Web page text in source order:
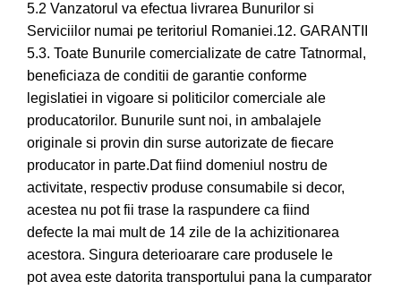
5.2 Vanzatorul va efectua livrarea Bunurilor si
Serviciilor numai pe teritoriul Romaniei.12. GARANTII
5.3. Toate Bunurile comercializate de catre Tatnormal,
beneficiaza de conditii de garantie conforme
legislatiei in vigoare si politicilor comerciale ale
producatorilor. Bunurile sunt noi, in ambalajele
originale si provin din surse autorizate de fiecare
producator in parte.Dat fiind domeniul nostru de
activitate, respectiv produse consumabile si decor,
acestea nu pot fii trase la raspundere ca fiind
defecte la mai mult de 14 zile de la achizitionarea
acestora. Singura deterioarare care produsele le
pot avea este datorita transportului pana la cumparator